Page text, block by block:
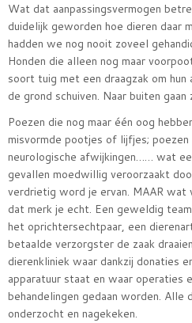
Wat dat aanpassingsvermogen
duidelijk geworden hoe dieren daar
hadden we nog nooit zoveel
Honden die alleen nog maar
soort tuig met een draagzak om
de grond schuiven. Naar buiten
Poezen die nog maar één oog
misvormde pootjes of lijfjes;
neurologische afwijkingen…… wat
gevallen moedwillig veroorzaakt
verdrietig word je ervan. MAAR wat
dat merk je echt. Een geweldig
het oprichtersechtpaar, een
betaalde verzorgster de zaak
dierenkliniek waar dankzij donaties
apparatuur staat en waar operaties
behandelingen gedaan worden.
onderzocht en nagekeken.